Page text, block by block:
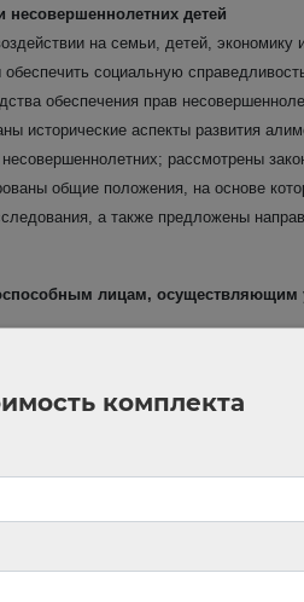
детей
на семьи, детей,
социальную
обеспечения прав
исторические аспекты развития
рассмотрены
общие положения, на основе
а также предложены
лицам, осуществляющим
лицу устанавливается при
I группы (обеспечение поддержки
и социального
потребностей),
за ребенком-инвалидом в
в возрасте до 18 лет, инвалидом
ухода.
выплаты, порядок отказа
за детьми-инвалидами в
комплекта